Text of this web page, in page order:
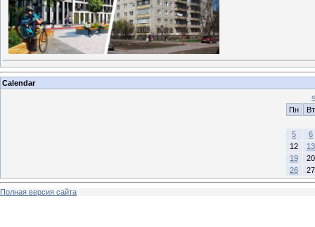
Calendar
«
Пн
Вт
5
6
12
13
19
20
26
27
Полная версия сайта